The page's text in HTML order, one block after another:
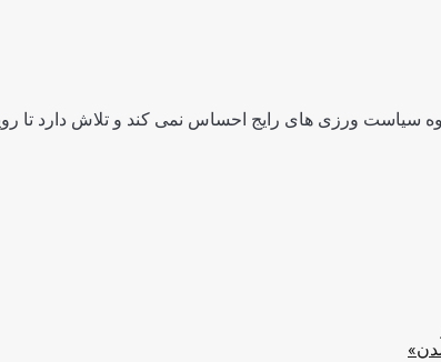
سیاست ورزی های رایج احساس نمی کند و تلاش دارد تا